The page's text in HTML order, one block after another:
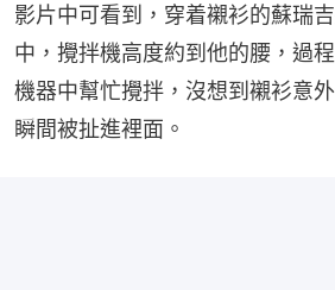
影片中可看到，穿着襯衫的蘇瑞
中，攪拌機高度約到他的腰，過
機器中幫忙攪拌，沒想到襯衫意
瞬間被扯進裡面。